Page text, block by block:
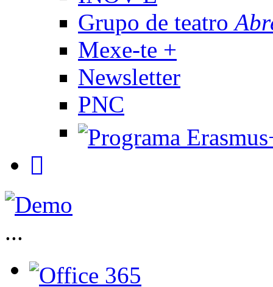
Grupo de teatro
Mexe-te +
Newsletter
PNC
...